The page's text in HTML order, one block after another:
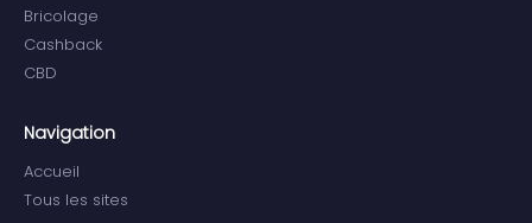
Bricolage
Cashback
CBD
Navigation
Accueil
Tous les sites